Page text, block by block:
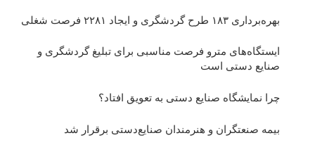
بهره‌برداری ١٨٣ طرح گردشگری و ایجاد ٢٢٨١ فرصت شغلی
ایستگاه‌های مترو فرصت مناسبی برای تبلیغ گردشگری و
صنایع دستی است
چرا نمایشگاه صنایع دستی به تعویق افتاد؟
بیمه صنعتگران و هنرمندان صنایع‌دستی برقرار شد